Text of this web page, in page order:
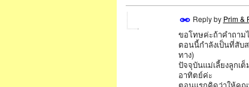
Reply by Prim &
ขอโทษค่ะถ้าคำถาม
ตอนนี้กำลังเป็นที่สับ
ทาง)
ปัจจุบันแม่เลี้ยงลูกเ
อาทิตย์ค่ะ